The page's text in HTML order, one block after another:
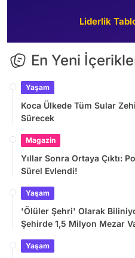
Liderlik
En Yeni
Yaşam
Koca Ülkede Tüm Sular
Sürecek
Magazin
Yıllar Sonra Ortaya Çıktı:
Sürel Evlendi!
Yaşam
'Ölüler Şehri' Olarak
Şehirde 1,5 Milyon Mezar
Yaşam